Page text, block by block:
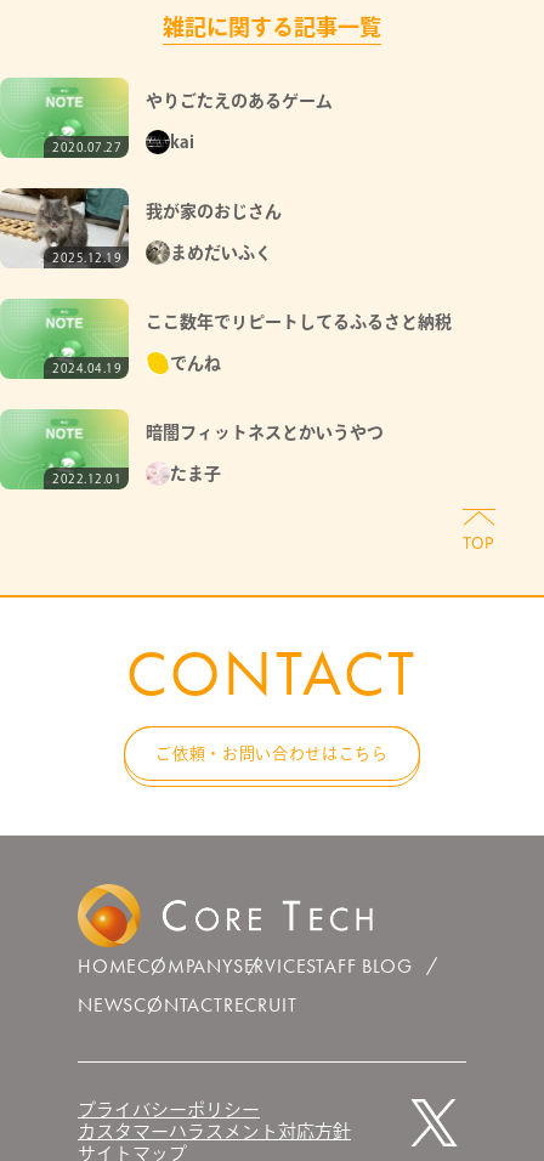
雑記に関する記事一覧
2020.07.27
やりごたえのあるゲーム
kai
2025.12.19
我が家のおじさん
まめだいふく
2024.04.19
ここ数年でリピートしてるふるさと納税
でんね
2022.12.01
暗闇フィットネスとかいうやつ
たま子
CONTACT
ご依頼・お問い合わせはこちら
HOMECOMPANYSERVICESTAFF BLOG
NEWSCONTACTRECRUIT
プライバシーポリシー
カスタマーハラスメント対応方針
サイトマップ